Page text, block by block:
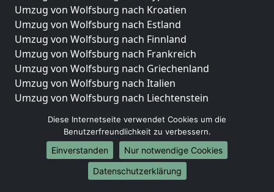
Umzug von Wolfsburg nach Kroatien
Umzug von Wolfsburg nach Estland
Umzug von Wolfsburg nach Finnland
Umzug von Wolfsburg nach Frankreich
Umzug von Wolfsburg nach Griechenland
Umzug von Wolfsburg nach Italien
Umzug von Wolfsburg nach Liechtenstein
Umzug von Wolfsburg nach Niederlande
Umzug von Wolfsburg nach Norwegen
Umzüge-Deutschlandweit
Diese Internetseite verwendet Cookies um die
Benutzerfreundlichkeit zu verbessern.
Einverstanden
Nur notwendige Cookies
Datenschutzerklärung